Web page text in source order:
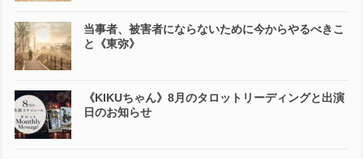
当事者、被害者にならないために今からやるべきこ
と《東弥》
《KIKUちゃん》8月のタロットリーディングと出演
日のお知らせ